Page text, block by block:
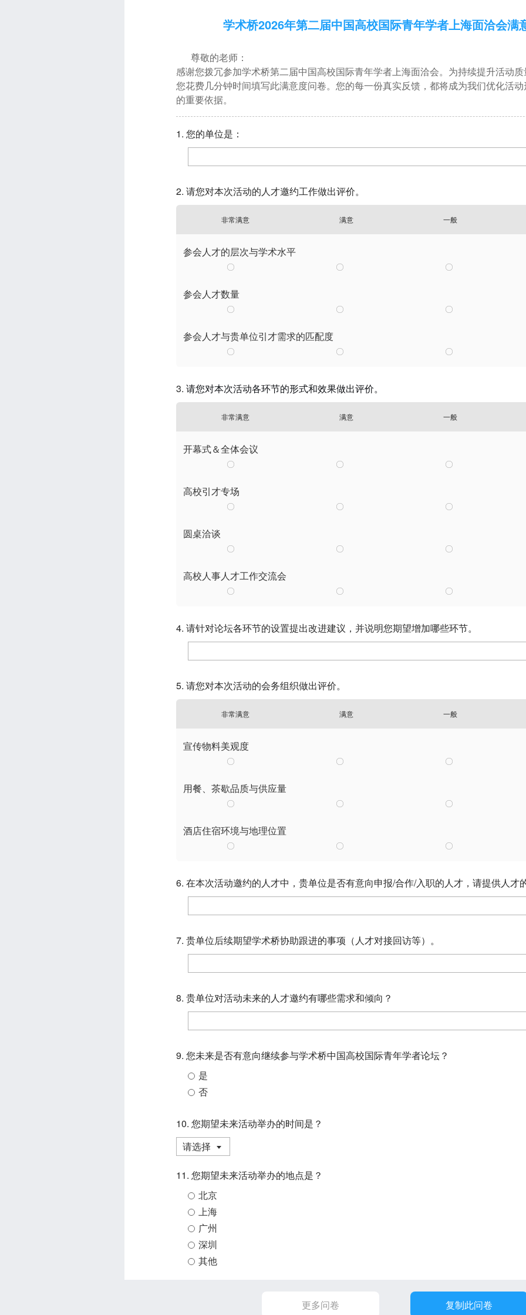
学术桥2026年第二届中国高校国际青年学者上海面洽会满
尊敬的老师：
感谢您拨冗参加学术桥第二届中国高校国际青年学者上海面洽会。为持续提升活动
您花费几分钟时间填写此满意度问卷。您的每一份真实反馈，都将成为我们优化活
的重要依据。
1. 您的单位是：
2. 请您对本次活动的人才邀约工作做出评价。
非常满意 满意 一般
参会人才的层次与学术水平
参会人才数量
参会人才与贵单位引才需求的匹配度
3. 请您对本次活动各环节的形式和效果做出评价。
非常满意 满意 一般
开幕式＆全体会议
高校引才专场
圆桌洽谈
高校人事人才工作交流会
4. 请针对论坛各环节的设置提出改进建议，并说明您期望增加哪些环节。
5. 请您对本次活动的会务组织做出评价。
非常满意 满意 一般
宣传物料美观度
用餐、茶歇品质与供应量
酒店住宿环境与地理位置
6. 在本次活动邀约的人才中，贵单位是否有意向申报/合作/入职的人才，请提供人才
7. 贵单位后续期望学术桥协助跟进的事项（人才对接回访等）。
8. 贵单位对活动未来的人才邀约有哪些需求和倾向？
9. 您未来是否有意向继续参与学术桥中国高校国际青年学者论坛？
是
否
10. 您期望未来活动举办的时间是？
请选择
11. 您期望未来活动举办的地点是？
北京
上海
广州
深圳
其他
更多问卷 复制此问卷